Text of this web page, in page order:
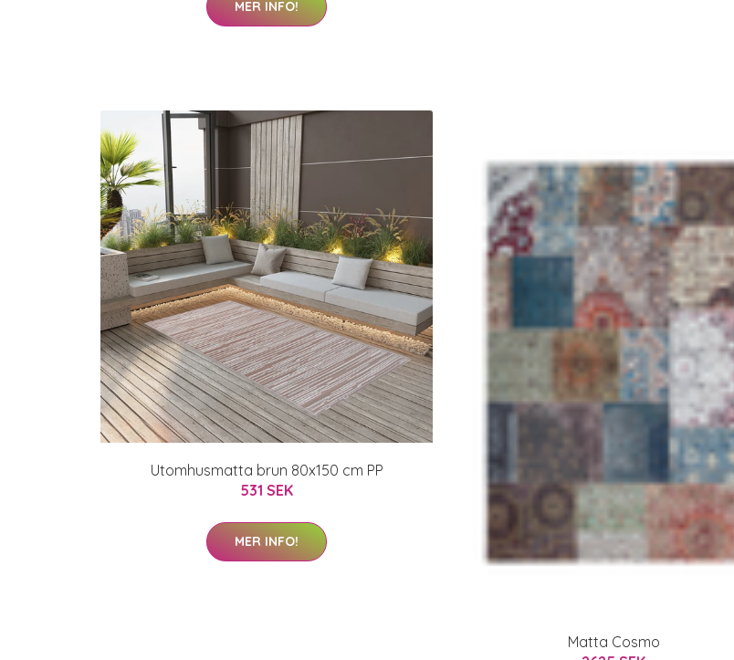
MER INFO!
Utomhusmatta brun 80x150 cm PP
531 SEK
MER INFO!
Matta Cosmo